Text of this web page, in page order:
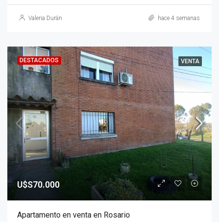
Valeria Durán hace 4 semanas
DESTACADOS VENTA
U$S70.000
Apartamento en venta en Rosario